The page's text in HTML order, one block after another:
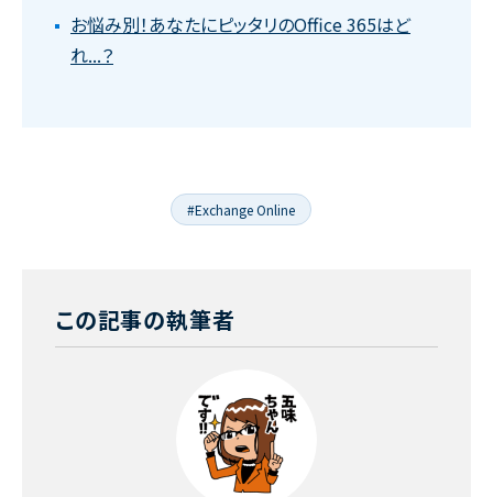
お悩み別！あなたにピッタリのOffice 365はど
れ...？
#Exchange Online
この記事の執筆者